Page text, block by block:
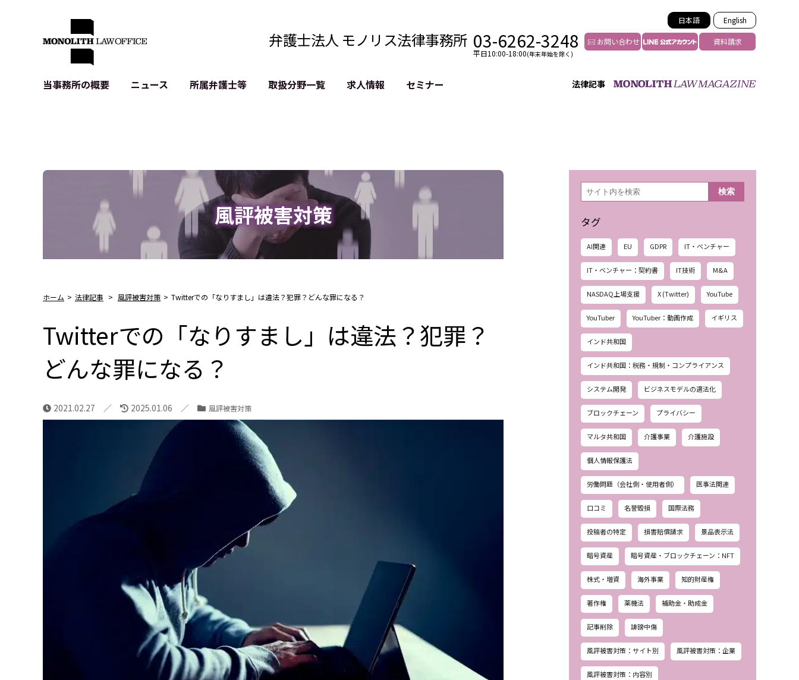
日本語 English
弁護士法人 モノリス法律事務所 03-6262-3248
平日10:00-18:00(年末年始を除く)
お問い合わせ 資料請求
法律記事
当事務所の概要 ニュース 所属弁護士等 取扱分野一覧
生成AI関連法務
記事・LPの薬機法等チェック
D2C等の不正転売対策
サイバー犯罪の刑事告訴等
GDPR対応支援
リスティング汚染の削除対策
YouTube等SNSのM&A
求人情報 セミナー
風評被害対策
ホーム > 法律記事 > 風評被害対策 > Twitterでの「なりすまし」は違法？犯罪？どんな罪になる？
Twitterでの「なりすまし」は違法？犯罪？
どんな罪になる？
2021.02.27 2025.01.06 風評被害対策
検
索 検索
タグ
AI関連 EU GDPR IT・ベンチャー
IT・ベンチャー：契約書 IT技術 M&A
NASDAQ上場支援 X (Twitter) YouTube
YouTuber YouTuber：動画作成 イギリス
インド共和国
インド共和国：税務・規制・コンプライアンス
システム開発 ビジネスモデルの適法化
ブロックチェーン プライバシー
マルタ共和国 介護事業 介護施設
個人情報保護法
労働問題（会社側・使用者側） 医事法関連
口コミ 名誉毀損 国際法務
投稿者の特定 損害賠償請求 景品表示法
暗号資産 暗号資産・ブロックチェーン：NFT
株式・増資 海外事業 知的財産権
著作権 薬機法 補助金・助成金
記事削除 誹謗中傷
風評被害対策：サイト別 風評被害対策：企業
風評被害対策：内容別